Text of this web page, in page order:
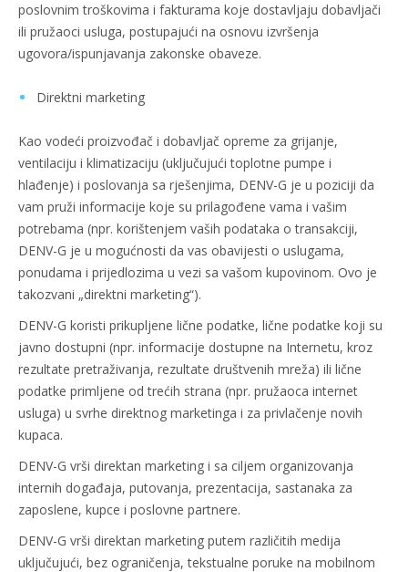
poslovnim troškovima i fakturama koje dostavljaju dobavljači
ili pružaoci usluga, postupajući na osnovu izvršenja
ugovora/ispunjavanja zakonske obaveze.
Direktni marketing
Kao vodeći proizvođač i dobavljač opreme za grijanje,
ventilaciju i klimatizaciju (uključujući toplotne pumpe i
hlađenje) i poslovanja sa rješenjima, DENV-G je u poziciji da
vam pruži informacije koje su prilagođene vama i vašim
potrebama (npr. korištenjem vaših podataka o transakciji,
DENV-G je u mogućnosti da vas obavijesti o uslugama,
ponudama i prijedlozima u vezi sa vašom kupovinom. Ovo je
takozvani „direktni marketing“).
DENV-G koristi prikupljene lične podatke, lične podatke koji su
javno dostupni (npr. informacije dostupne na Internetu, kroz
rezultate pretraživanja, rezultate društvenih mreža) ili lične
podatke primljene od trećih strana (npr. pružaoca internet
usluga) u svrhe direktnog marketinga i za privlačenje novih
kupaca.
DENV-G vrši direktan marketing i sa ciljem organizovanja
internih događaja, putovanja, prezentacija, sastanaka za
zaposlene, kupce i poslovne partnere.
DENV-G vrši direktan marketing putem različitih medija
uključujući, bez ograničenja, tekstualne poruke na mobilnom